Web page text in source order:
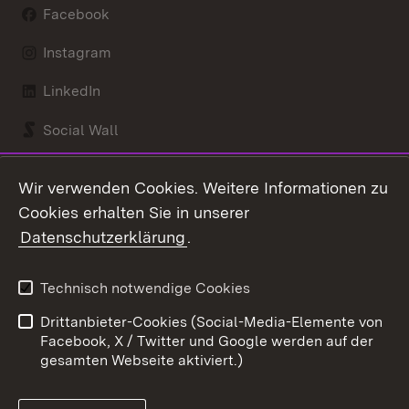
Facebook
Instagram
LinkedIn
Social Wall
Kontakt
Barrierefreiheit
Impressum
Cookies
Wir verwenden Cookies. Weitere Informationen zu
Cookies erhalten Sie in unserer
Datenschutzerklärung.
Technisch notwendige Cookies
Drittanbieter-Cookies (Social-Media-Elemente von
Facebook, X / Twitter und Google werden auf der
gesamten Webseite aktiviert.)